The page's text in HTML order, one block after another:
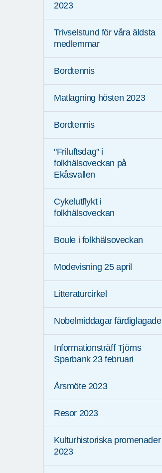
2023
Trivselstund för våra äldsta
medlemmar
Bordtennis
Matlagning hösten 2023
Bordtennis
"Friluftsdag" i
folkhälsoveckan på
Ekåsvallen
Cykelutflykt i
folkhälsoveckan
Boule i folkhälsoveckan
Modevisning 25 april
Litteraturcirkel
Nobelmiddagar färdiglagade
Informationsträff Tjörns
Sparbank 23 februari
Årsmöte 2023
Resor 2023
Kulturhistoriska promenader
2023